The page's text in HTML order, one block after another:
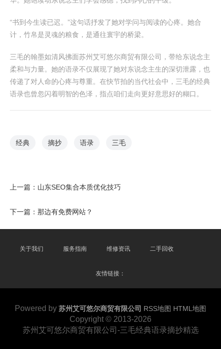
“书到今生读已迟。”这句话抒发了她对学问与阅读的心疼。她合
计，竹帛是灵魂的粮食，是通往寰宇的桥梁。
三毛的翰墨如清风拂面苏州艾可悠尔商贸有限公司，带给东说念主
柔和与力量。她的语录不仅展现了她对东说念主生的深切泄露，也
传递了对人命的心疼与尊重。在快节拍的当代社会中，三毛的经典
语录也曾忽闪着明智的色泽，指点咱们走向更好意思好的糊口。
经典 摘抄 语录 三毛
上一篇： 山东SEO集合本质优化技巧
下一篇： 那边有免费网站？
关于我们 服务指南 维修资讯 二手回收
友情链接：
Powered by 苏州艾可悠尔商贸有限公司 RSS地图 HTML地图
Copyright © 2013-2026
苏州艾可悠尔商贸有限公司-三毛经典语录摘抄精选